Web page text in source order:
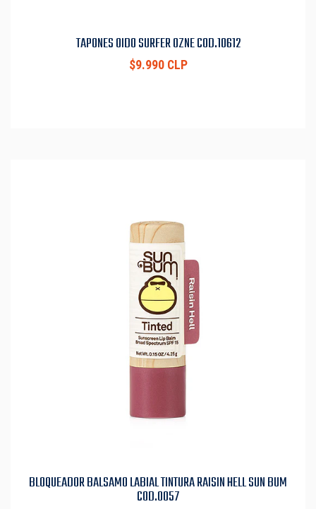
TAPONES OIDO SURFER OZNE COD.10612
$9.990 CLP
BLOQUEADOR BALSAMO LABIAL TINTURA RAISIN HELL SUN BUM
COD.0057